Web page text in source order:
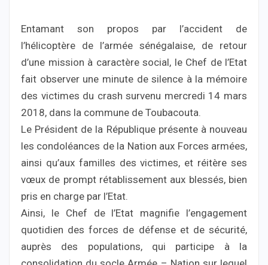
Entamant son propos par l’accident de
l’hélicoptère de l’armée sénégalaise, de retour
d’une mission à caractère social, le Chef de l’Etat
fait observer une minute de silence à la mémoire
des victimes du crash survenu mercredi 14 mars
2018, dans la commune de Toubacouta.
Le Président de la République présente à nouveau
les condoléances de la Nation aux Forces armées,
ainsi qu’aux familles des victimes, et réitère ses
vœux de prompt rétablissement aux blessés, bien
pris en charge par l’Etat.
Ainsi, le Chef de l’Etat magnifie l’engagement
quotidien des forces de défense et de sécurité,
auprès des populations, qui participe à la